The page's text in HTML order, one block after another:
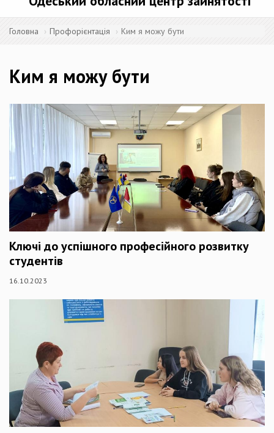
Головна Профорієнтація Ким я можу бути
Ким я можу бути
Ключі до успішного професійного розвитку
студентів
16.10.2023